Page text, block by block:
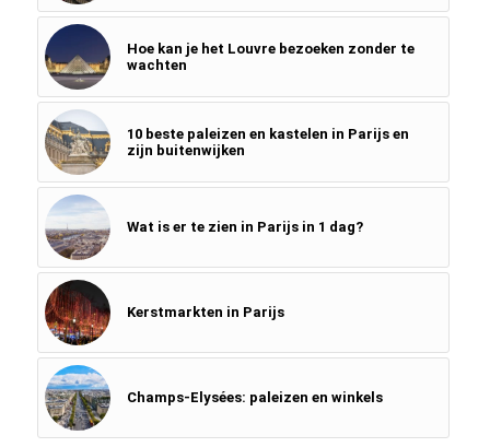
Hoe kan je het Louvre bezoeken zonder te
wachten
10 beste paleizen en kastelen in Parijs en
zijn buitenwijken
Wat is er te zien in Parijs in 1 dag?
Kerstmarkten in Parijs
Champs-Elysées: paleizen en winkels